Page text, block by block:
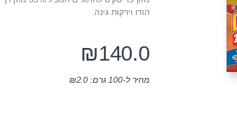
הודו וירקות גינה.
₪140.0
מחיר ל-100 גרם: ₪2.0